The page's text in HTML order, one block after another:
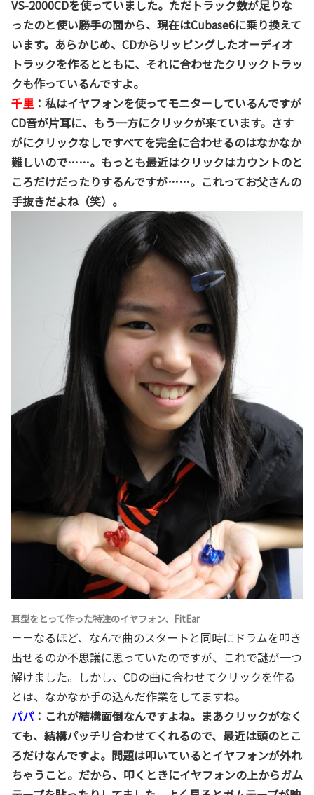
VS-2000CDを使っていました。ただトラック数が足りな
ったのと使い勝手の面から、現在はCubase6に乗り換えて
います。あらかじめ、CDからリッピングしたオーディオ
トラックを作るとともに、それに合わせたクリックトラッ
クも作っているんですよ。
千里 ：私はイヤフォンを使ってモニターしているんですが
CD音が片耳に、もう一方にクリックが来ています。さす
がにクリックなしですべてを完全に合わせるのはなかなか
難しいので……。もっとも最近はクリックはカウントのと
ころだけだったりするんですが……。これってお父さんの
手抜きだよね（笑）。
耳型をとって作った特注のイヤフォン、FitEar
－－なるほど、なんで曲のスタートと同時にドラムを叩き
出せるのか不思議に思っていたのですが、これで謎が一つ
解けました。しかし、CDの曲に合わせてクリックを作る
とは、なかなか手の込んだ作業をしてますね。
パパ：これが結構面倒なんですよね。まあクリックがなく
ても、結構パッチリ合わせてくれるので、最近は頭のとこ
ろだけなんですよ。問題は叩いているとイヤフォンが外れ
ちゃうこと。だから、叩くときにイヤフォンの上からガム